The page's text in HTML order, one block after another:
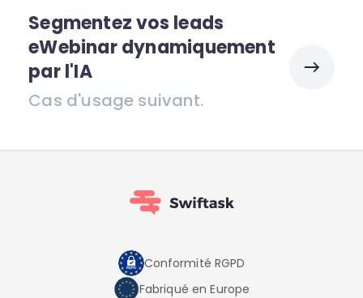
Segmentez vos leads
eWebinar dynamiquement
par l'IA
Cas d'usage suivant.
Conformité RGPD
Fabriqué en Europe